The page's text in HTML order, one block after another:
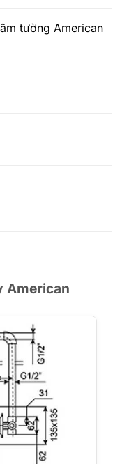
tường American
American